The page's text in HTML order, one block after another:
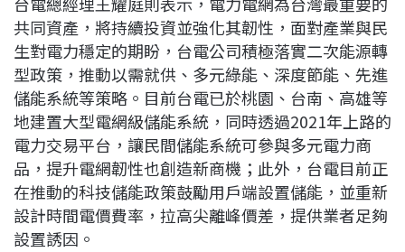
共同資產，將持續投資並強化其韌性，面對產業與民
生對電力穩定的期盼，台電公司積極落實二次能源轉
型政策，推動以需就供、多元綠能、深度節能、先進
儲能系統等策略。目前台電已於桃園、台南、高雄等
地建置大型電網級儲能系統，同時透過2021年上路的
電力交易平台，讓民間儲能系統可參與多元電力商
品，提升電網韌性也創造新商機；此外，台電目前正
在推動的科技儲能政策鼓勵用戶端設置儲能，並重新
設計時間電價費率，拉高尖離峰價差，提供業者足夠
設置誘因。